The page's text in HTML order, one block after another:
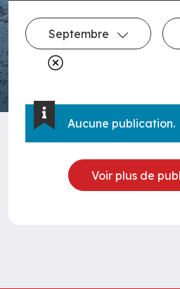
Septembre
Aucune publication.
Voir plus de